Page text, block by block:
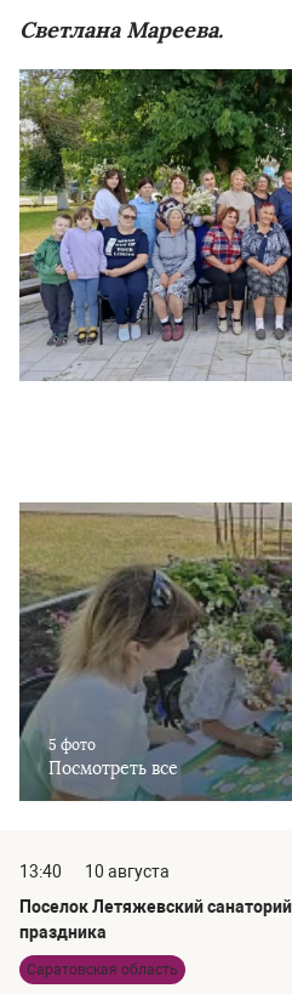
Светлана Мареева.
5 фото
Посмотреть все
13:40
10 августа
Поселок Летяжевский
праздника
Саратовская область